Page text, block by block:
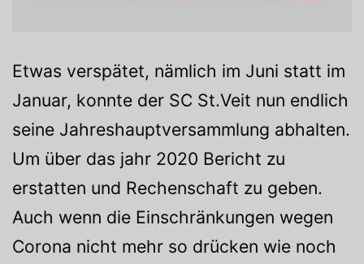
Etwas verspätet, nämlich im Juni statt im
Januar, konnte der SC St.Veit nun endlich
seine Jahreshauptversammlung abhalten.
Um über das jahr 2020 Bericht zu
erstatten und Rechenschaft zu geben.
Auch wenn die Einschränkungen wegen
Corona nicht mehr so drücken wie noch